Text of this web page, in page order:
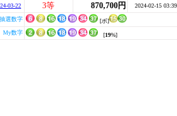
03-22 3等 870,700円 2024-02-15 03:39
抽選数字
[ボ]
My数字
[19%]